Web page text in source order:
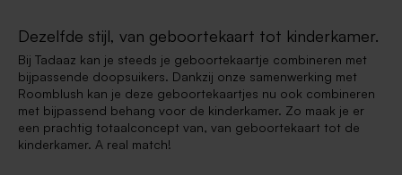
Dezelfde stijl, van geboortekaart tot kinderkamer.
Bij Tadaaz kan je steeds je geboortekaartje combineren met
bijpassende doopsuikers. Dankzij onze samenwerking met
Roomblush kan je deze geboortekaartjes nu ook combineren
met bijpassend behang voor de kinderkamer. Zo maak je er
een prachtig totaalconcept van, van geboortekaart tot de
kinderkamer. A real match!